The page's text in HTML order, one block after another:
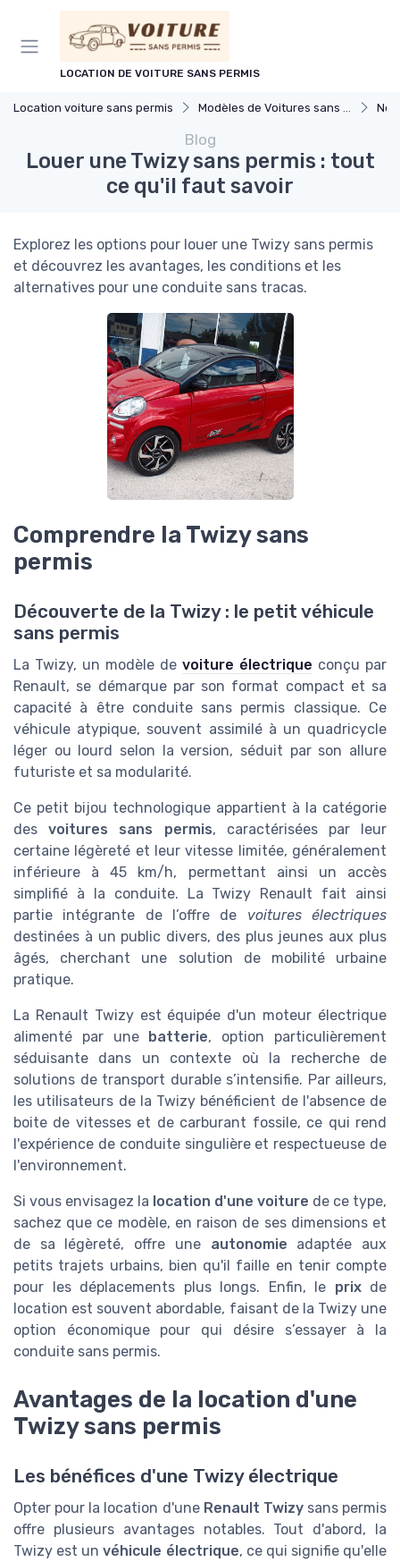
LOCATION DE VOITURE SANS PERMIS
Location voiture sans permis Modèles de Voitures sans Permis
Blog
Louer une Twizy sans permis : tout
ce qu'il faut savoir
Explorez les options pour louer une Twizy sans permis
et découvrez les avantages, les conditions et les
alternatives pour une conduite sans tracas.
Comprendre la Twizy sans
permis
Découverte de la Twizy : le petit véhicule
sans permis
La Twizy, un modèle de voiture électrique conçu par
Renault, se démarque par son format compact et sa
capacité à être conduite sans permis classique. Ce
véhicule atypique, souvent assimilé à un quadricycle
léger ou lourd selon la version, séduit par son allure
futuriste et sa modularité.
Ce petit bijou technologique appartient à la catégorie
desvoitures sans permis, caractérisées par leur
certaine légèreté et leur vitesse limitée, généralement
inférieure à 45 km/h, permettant ainsi un accès
simplifié à la conduite. La Twizy Renault fait ainsi
partie intégrante de l’offre de voitures électriques
destinées à un public divers, des plus jeunes aux plus
âgés, cherchant une solution de mobilité urbaine
pratique.
La Renault Twizy est équipée d'un moteur électrique
alimenté par une batterie, option particulièrement
séduisante dans un contexte où la recherche de
solutions de transport durable s’intensifie. Par ailleurs,
les utilisateurs de la Twizy bénéficient de l'absence de
boite de vitesses et de carburant fossile, ce qui rend
l'expérience de conduite singulière et respectueuse de
l'environnement.
Si vous envisagez la location d'une voiture de ce type,
sachez que ce modèle, en raison de ses dimensions et
de sa légèreté, offre une autonomie adaptée aux
petits trajets urbains, bien qu'il faille en tenir compte
pour les déplacements plus longs. Enfin, le prixde
location est souvent abordable, faisant de la Twizy une
option économique pour qui désire s’essayer à la
conduite sans permis.
Avantages de la location d'une
Twizy sans permis
Les bénéfices d'une Twizy électrique
Opter pour la location d'une Renault Twizysans permis
offre plusieurs avantages notables. Tout d'abord, la
Twizy est unvéhicule électrique, ce qui signifie qu'elle